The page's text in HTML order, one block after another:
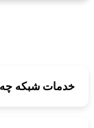
خدمات شبکه چه